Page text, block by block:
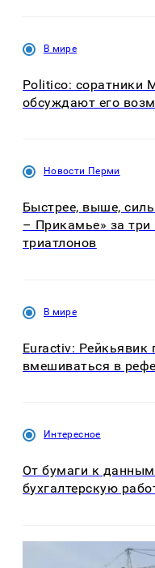
В мире
Politico: соратники
обсуждают его
Новости Перми
Быстрее, выше,
– Прикамье» за три
триатлонов
В мире
Euractiv: Рейкьявик
вмешиваться в
Интересное
От бумаги к
бухгалтерскую